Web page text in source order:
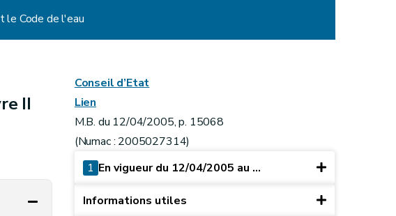
le Code de l'eau
II
Conseil d’Etat
Lien
M.B. du 12/04/2005, p. 15068
(Numac : 2005027314)
1 En vigueur du 12/04/2005 au ...
Informations utiles